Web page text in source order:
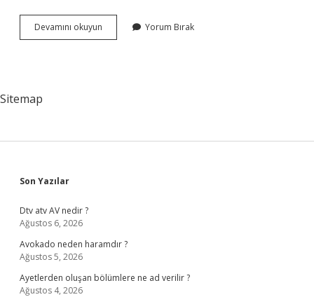
Devamını okuyun Elektron
Alma
Yorum Bırak
Sitemap
Sidebar
Son Yazılar
Dtv atv AV nedir ?
Ağustos 6, 2026
Avokado neden haramdır ?
Ağustos 5, 2026
Ayetlerden oluşan bölümlere ne ad verilir ?
Ağustos 4, 2026